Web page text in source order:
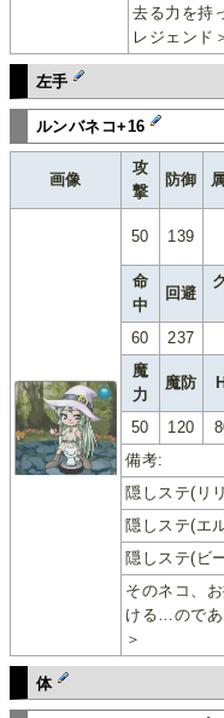
去る力を持
レジェンド
左手
ルンバネコ+16
画像
攻
撃
防御
50 139
命
中
回避
60
237
魔
力
魔防
50 120
備考:
隠しステ(リ
隠しステ(エ
隠しステ(ビ
そのネコ、
ける…のであ
＞
体